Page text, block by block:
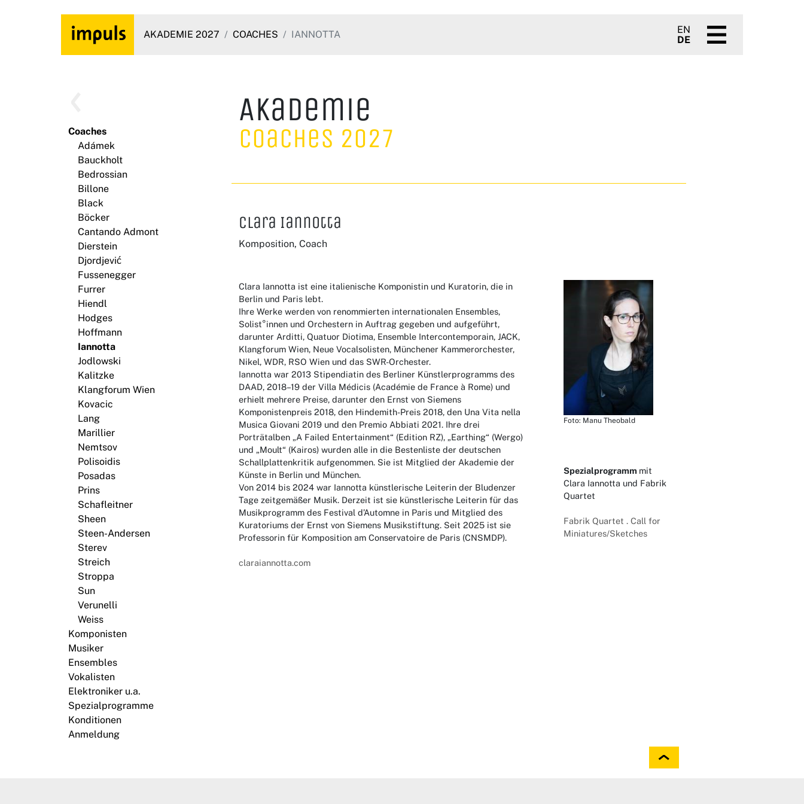
AKADEMIE 2027 COACHES IANNOTTA
EN
DE
Coaches
Adámek
Bauckholt
Bedrossian
Billone
Black
Böcker
Cantando Admont
Dierstein
Djordjević
Fussenegger
Furrer
Hiendl
Hodges
Hoffmann
Iannotta
Jodlowski
Kalitzke
Klangforum Wien
Kovacic
Lang
Marillier
Nemtsov
Polisoidis
Posadas
Prins
Schafleitner
Sheen
Steen-Andersen
Sterev
Streich
Stroppa
Sun
Verunelli
Weiss
Komponisten
Musiker
Ensembles
Vokalisten
Elektroniker u.a.
Spezialprogramme
Konditionen
Anmeldung
Akademie
Coaches 2027
Clara Iannotta
Komposition, Coach
Clara Iannotta ist eine italienische Komponistin und Kuratorin, die in
Berlin und Paris lebt.
Ihre Werke werden von renommierten internationalen Ensembles,
Solist°innen und Orchestern in Auftrag gegeben und aufgeführt,
darunter Arditti, Quatuor Diotima, Ensemble Intercontemporain, JACK,
Klangforum Wien, Neue Vocalsolisten, Münchener Kammerorchester,
Nikel, WDR, RSO Wien und das SWR-Orchester.
Iannotta war 2013 Stipendiatin des Berliner Künstlerprogramms des
DAAD, 2018–19 der Villa Médicis (Académie de France à Rome) und
erhielt mehrere Preise, darunter den Ernst von Siemens
Komponistenpreis 2018, den Hindemith-Preis 2018, den Una Vita nella
Musica Giovani 2019 und den Premio Abbiati 2021. Ihre drei
Porträtalben „A Failed Entertainment“ (Edition RZ), „Earthing“ (Wergo)
und „Moult“ (Kairos) wurden alle in die Bestenliste der deutschen
Schallplattenkritik aufgenommen. Sie ist Mitglied der Akademie der
Künste in Berlin und München.
Von 2014 bis 2024 war Iannotta künstlerische Leiterin der Bludenzer
Tage zeitgemäßer Musik. Derzeit ist sie künstlerische Leiterin für das
Musikprogramm des Festival d’Automne in Paris und Mitglied des
Kuratoriums der Ernst von Siemens Musikstiftung. Seit 2025 ist sie
Professorin für Komposition am Conservatoire de Paris (CNSMDP).
claraiannotta.com
Foto: Manu Theobald
Spezialprogramm mit
Clara Iannotta und Fabrik
Quartet
Fabrik Quartet . Call for
Miniatures/Sketches